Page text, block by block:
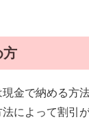
方
金で納める方
によって割引